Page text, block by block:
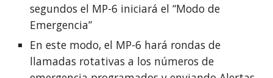
segundos el MP-6 iniciará el “Modo de
Emergencia”
En este modo, el MP-6 hará rondas de
llamadas rotativas a los números de